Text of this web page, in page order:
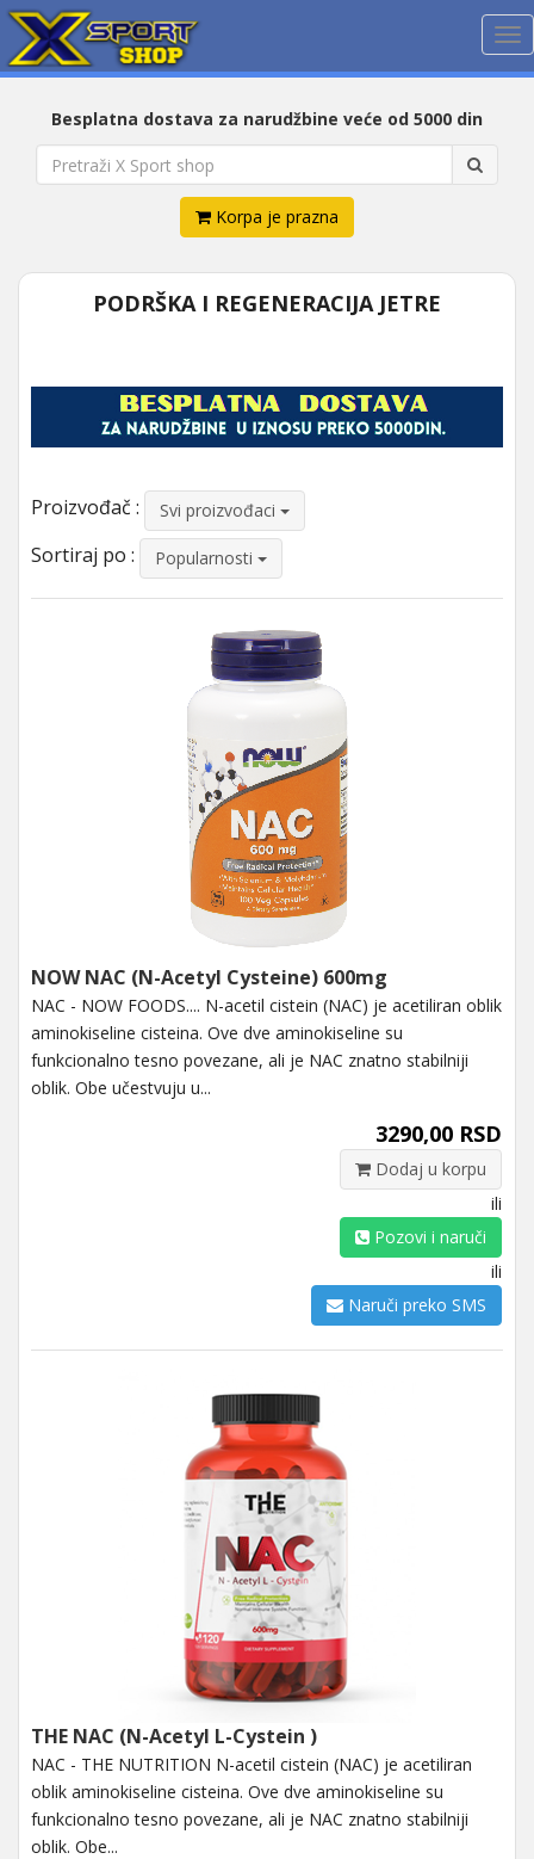
Besplatna dostava za narudžbine veće od 5000 din
Korpa je prazna
PODRŠKA I REGENERACIJA JETRE
Proizvođač : Svi proizvođaci
Sortiraj po : Popularnosti
NOW NAC (N-Acetyl Cysteine) 600mg
NAC - NOW FOODS.... N-acetil cistein (NAC) je acetiliran oblik
aminokiseline cisteina. Ove dve aminokiseline su
funkcionalno tesno povezane, ali je NAC znatno stabilniji
oblik. Obe učestvuju u...
3290,00 RSD
Dodaj u korpu
ili
Pozovi i naruči
ili
Naruči preko SMS
THE NAC (N-Acetyl L-Cystein )
NAC - THE NUTRITION N-acetil cistein (NAC) je acetiliran
oblik aminokiseline cisteina. Ove dve aminokiseline su
funkcionalno tesno povezane, ali je NAC znatno stabilniji
oblik. Obe...